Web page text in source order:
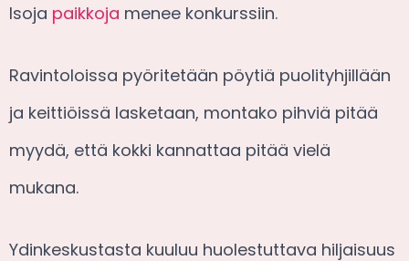
Isoja paikkoja menee konkurssiin.
Ravintoloissa pyöritetään pöytiä puolityhjillään
ja keittiöissä lasketaan, montako pihviä pitää
myydä, että kokki kannattaa pitää vielä
mukana.
Ydinkeskustasta kuuluu huolestuttava hiljaisuus